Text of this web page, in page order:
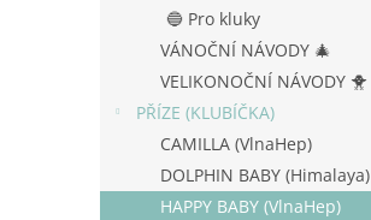
🔵 Pro kluky
VÁNOČNÍ NÁVODY 🎄
VELIKONOČNÍ NÁVODY 🐥
PŘÍZE (KLUBÍČKA)
CAMILLA (VlnaHep)
DOLPHIN BABY (Himalaya)
HAPPY BABY (VlnaHep)